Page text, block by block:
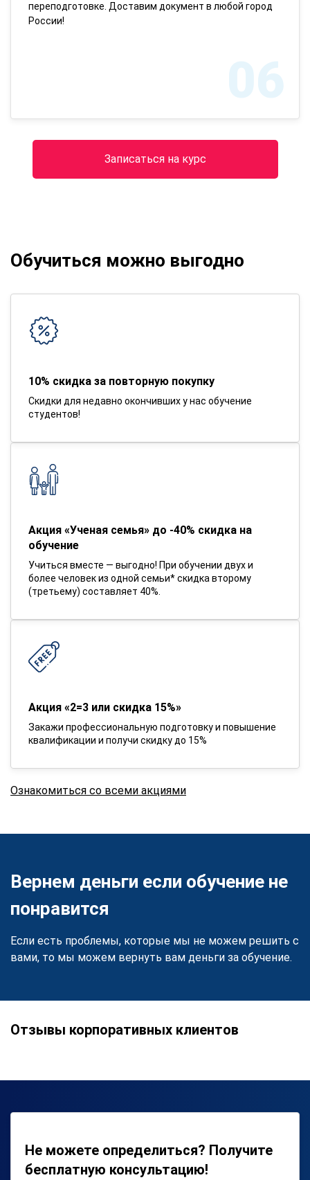
переподготовке. Доставим документ в любой город
России!
06
Записаться на курс
Обучиться можно выгодно
10% скидка за повторную покупку
Скидки для недавно окончивших у нас обучение
студентов!
Акция «Ученая семья» до -40% скидка на
обучение
Учиться вместе — выгодно! При обучении двух и
более человек из одной семьи* скидка второму
(третьему) составляет 40%.
Акция «2=3 или скидка 15%»
Закажи профессиональную подготовку и повышение
квалификации и получи скидку до 15%
Ознакомиться со всеми акциями
Вернем деньги если обучение не
понравится
Если есть проблемы, которые мы не можем решить с
вами, то мы можем вернуть вам деньги за обучение.
Отзывы корпоративных клиентов
Не можете определиться? Получите
бесплатную консультацию!